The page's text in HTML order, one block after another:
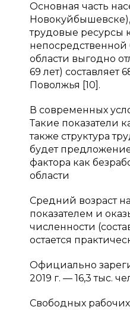
Основная часть
трудовые ресурсы
непосредственной
области выгодно
69 лет) составляет
Поволжья [10].
В современных
Такие показатели
также структура
будет
фактора как
области
Средний возраст
показателем и
численности
остается
Официально
2019 г. — 16,3 тыс.
Свободных